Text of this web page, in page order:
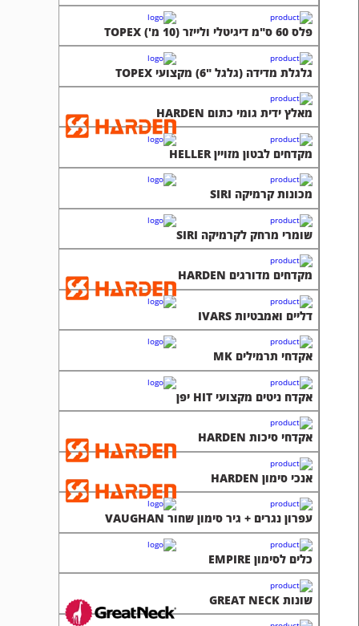
פלס 60 ס"מ דיגיטלי ולייזר (10 מ') TOPEX
גלגלת מדידה (גלגל "6) מקצועי TOPEX
מאלץ ידית גומי כתום HARDEN
מקדחים לבטון מזויין HELLER
מכונות קרמיקה SIRI
שומרי מרחק לקרמיקה SIRI
מקדחים מדורגים HARDEN
דליים ואמבטיות IVARS
אקדחי תרמילים MK
אקדח ניטים מקצועי HIT יפן
אקדחי סיכות HARDEN
אנכי סימון HARDEN
עפרון נגרים + גיר סימון שחור VAUGHAN
כלים לסימון EMPIRE
שונות GREAT NECK